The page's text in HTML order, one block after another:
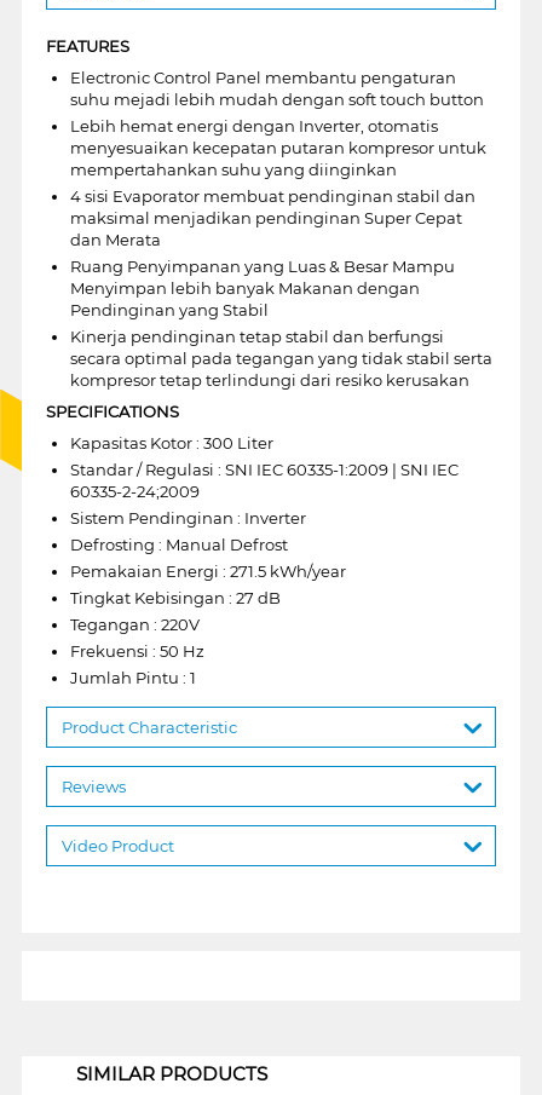
FEATURES
Electronic Control Panel membantu pengaturan
suhu mejadi lebih mudah dengan soft touch button
Lebih hemat energi dengan Inverter, otomatis
menyesuaikan kecepatan putaran kompresor untuk
mempertahankan suhu yang diinginkan
4 sisi Evaporator membuat pendinginan stabil dan
maksimal menjadikan pendinginan Super Cepat
dan Merata
Ruang Penyimpanan yang Luas & Besar Mampu
Menyimpan lebih banyak Makanan dengan
Pendinginan yang Stabil
Kinerja pendinginan tetap stabil dan berfungsi
secara optimal pada tegangan yang tidak stabil serta
kompresor tetap terlindungi dari resiko kerusakan
SPECIFICATIONS
Kapasitas Kotor : 300 Liter
Standar / Regulasi : SNI IEC 60335-1:2009 | SNI IEC
60335-2-24;2009
Sistem Pendinginan : Inverter
Defrosting : Manual Defrost
Pemakaian Energi : 271.5 kWh/year
Tingkat Kebisingan : 27 dB
Tegangan : 220V
Frekuensi : 50 Hz
Jumlah Pintu : 1
Product Characteristic
Reviews
Video Product
SIMILAR PRODUCTS